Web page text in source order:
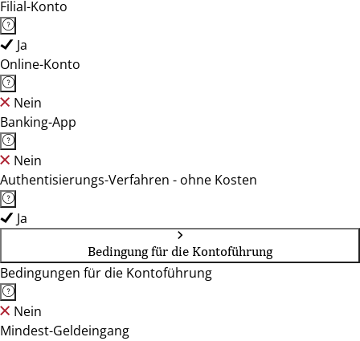
Filial-Konto
Ja
Online-Konto
Nein
Banking-App
Nein
Authentisierungs-Verfahren - ohne Kosten
Ja
Bedingung für die Kontoführung
Bedingungen für die Kontoführung
Nein
Mindest-Geldeingang